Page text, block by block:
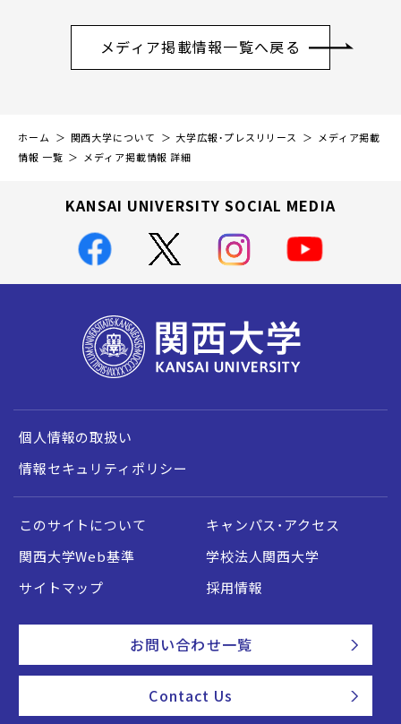
メディア掲載情報一覧へ戻る
ホーム 関西大学について 大学広報・プレスリリース
メディア掲載
情報 一覧
メディア掲載情報 詳細
KANSAI UNIVERSITY SOCIAL MEDIA
個人情報の取扱い
情報セキュリティポリシー
このサイトについて
キャンパス・アクセス
関西大学Web基準
学校法人関西大学
サイトマップ
採用情報
お問い合わせ一覧
Contact Us